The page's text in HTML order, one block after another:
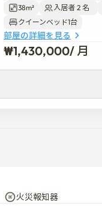
38m² 入居者 2 名
クイーンベッド1台
部屋の詳細を見る
₩1,430,000/ 月
火災報知器